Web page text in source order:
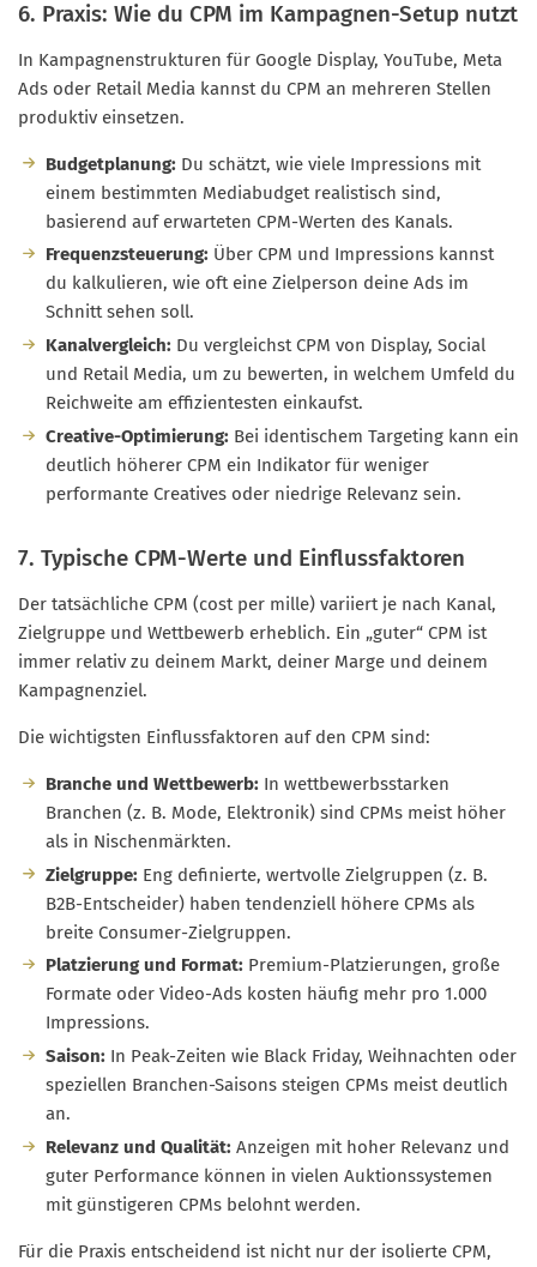
6. Praxis: Wie du CPM im Kampagnen-Setup nutzt
In Kampagnenstrukturen für Google Display, YouTube, Meta
Ads oder Retail Media kannst du CPM an mehreren Stellen
produktiv einsetzen.
Budgetplanung: Du schätzt, wie viele Impressions mit
einem bestimmten Mediabudget realistisch sind,
basierend auf erwarteten CPM-Werten des Kanals.
Frequenzsteuerung: Über CPM und Impressions kannst
du kalkulieren, wie oft eine Zielperson deine Ads im
Schnitt sehen soll.
Kanalvergleich: Du vergleichst CPM von Display, Social
und Retail Media, um zu bewerten, in welchem Umfeld du
Reichweite am effizientesten einkaufst.
Creative-Optimierung: Bei identischem Targeting kann ein
deutlich höherer CPM ein Indikator für weniger
performante Creatives oder niedrige Relevanz sein.
7. Typische CPM-Werte und Einflussfaktoren
Der tatsächliche CPM (cost per mille) variiert je nach Kanal,
Zielgruppe und Wettbewerb erheblich. Ein „guter“ CPM ist
immer relativ zu deinem Markt, deiner Marge und deinem
Kampagnenziel.
Die wichtigsten Einflussfaktoren auf den CPM sind:
Branche und Wettbewerb: In wettbewerbsstarken
Branchen (z. B. Mode, Elektronik) sind CPMs meist höher
als in Nischenmärkten.
Zielgruppe: Eng definierte, wertvolle Zielgruppen (z. B.
B2B-Entscheider) haben tendenziell höhere CPMs als
breite Consumer-Zielgruppen.
Platzierung und Format: Premium-Platzierungen, große
Formate oder Video-Ads kosten häufig mehr pro 1.000
Impressions.
Saison: In Peak-Zeiten wie Black Friday, Weihnachten oder
speziellen Branchen-Saisons steigen CPMs meist deutlich
an.
Relevanz und Qualität: Anzeigen mit hoher Relevanz und
guter Performance können in vielen Auktionssystemen
mit günstigeren CPMs belohnt werden.
Für die Praxis entscheidend ist nicht nur der isolierte CPM,